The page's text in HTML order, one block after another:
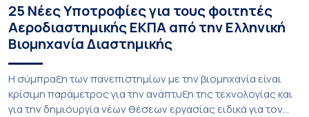
25 Νέες Υποτροφίες για τους φοιτητές
Αεροδιαστημικής ΕΚΠΑ από την Ελληνική
Βιομηχανία Διαστημικής
Η σύμπραξη των πανεπιστημίων με την βιομηχανία είναι
κρίσιμη παράμετρος για την ανάπτυξη της τεχνολογίας και
για την δημιουργία νέων θέσεων εργασίας ειδικά για τον